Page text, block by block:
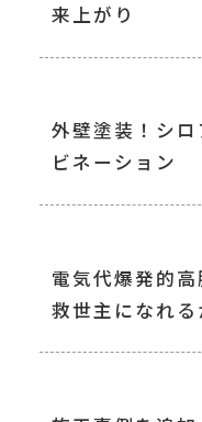
来上がり
外壁塗装！シ
ビネーション
電気代爆発的
救世主になれる